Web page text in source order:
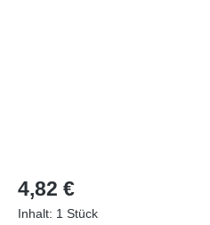
Regulärer Preis:
4,82 €
Inhalt: 1 Stück